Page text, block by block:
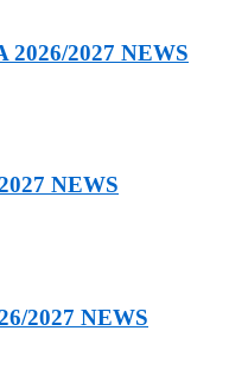
2027 NEWS
NEWS
2027 NEWS